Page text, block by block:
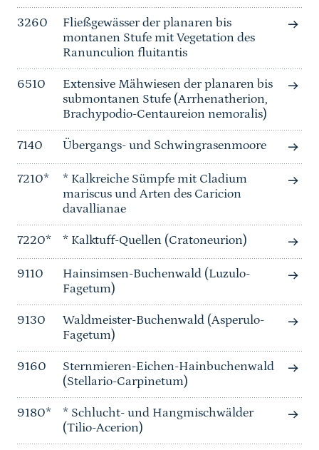
3260
Fließgewässer der planaren bis
montanen Stufe mit Vegetation des
Ranunculion fluitantis
6510
Extensive Mähwiesen der planaren bis
submontanen Stufe (Arrhenatherion,
Brachypodio-Centaureion nemoralis)
7140 Übergangs- und Schwingrasenmoore
7210*
* Kalkreiche Sümpfe mit Cladium
mariscus und Arten des Caricion
davallianae
7220* * Kalktuff-Quellen (Cratoneurion)
9110
Hainsimsen-Buchenwald (Luzulo-
Fagetum)
9130
Waldmeister-Buchenwald (Asperulo-
Fagetum)
9160
Sternmieren-Eichen-Hainbuchenwald
(Stellario-Carpinetum)
9180*
* Schlucht- und Hangmischwälder
(Tilio-Acerion)